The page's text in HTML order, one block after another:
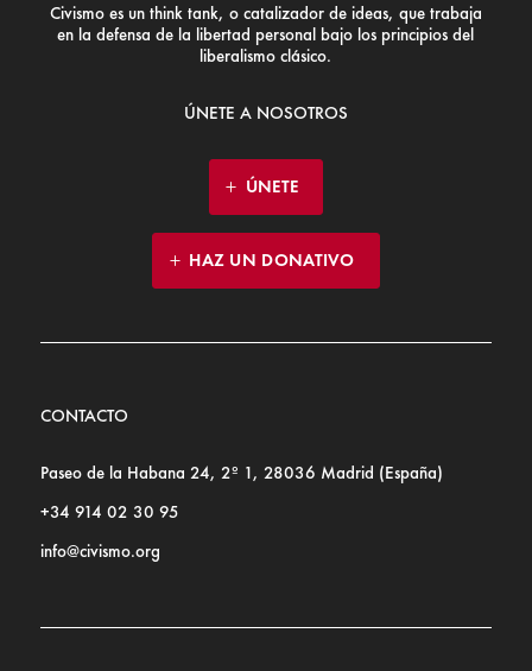
Civismo es un think tank, o catalizador de ideas, que trabaja
en la defensa de la libertad personal bajo los principios del
liberalismo clásico.
ÚNETE A NOSOTROS
ÚNETE
HAZ UN DONATIVO
CONTACTO
Paseo de la Habana 24, 2º 1, 28036 Madrid (España)
+34 914 02 30 95
info@civismo.org